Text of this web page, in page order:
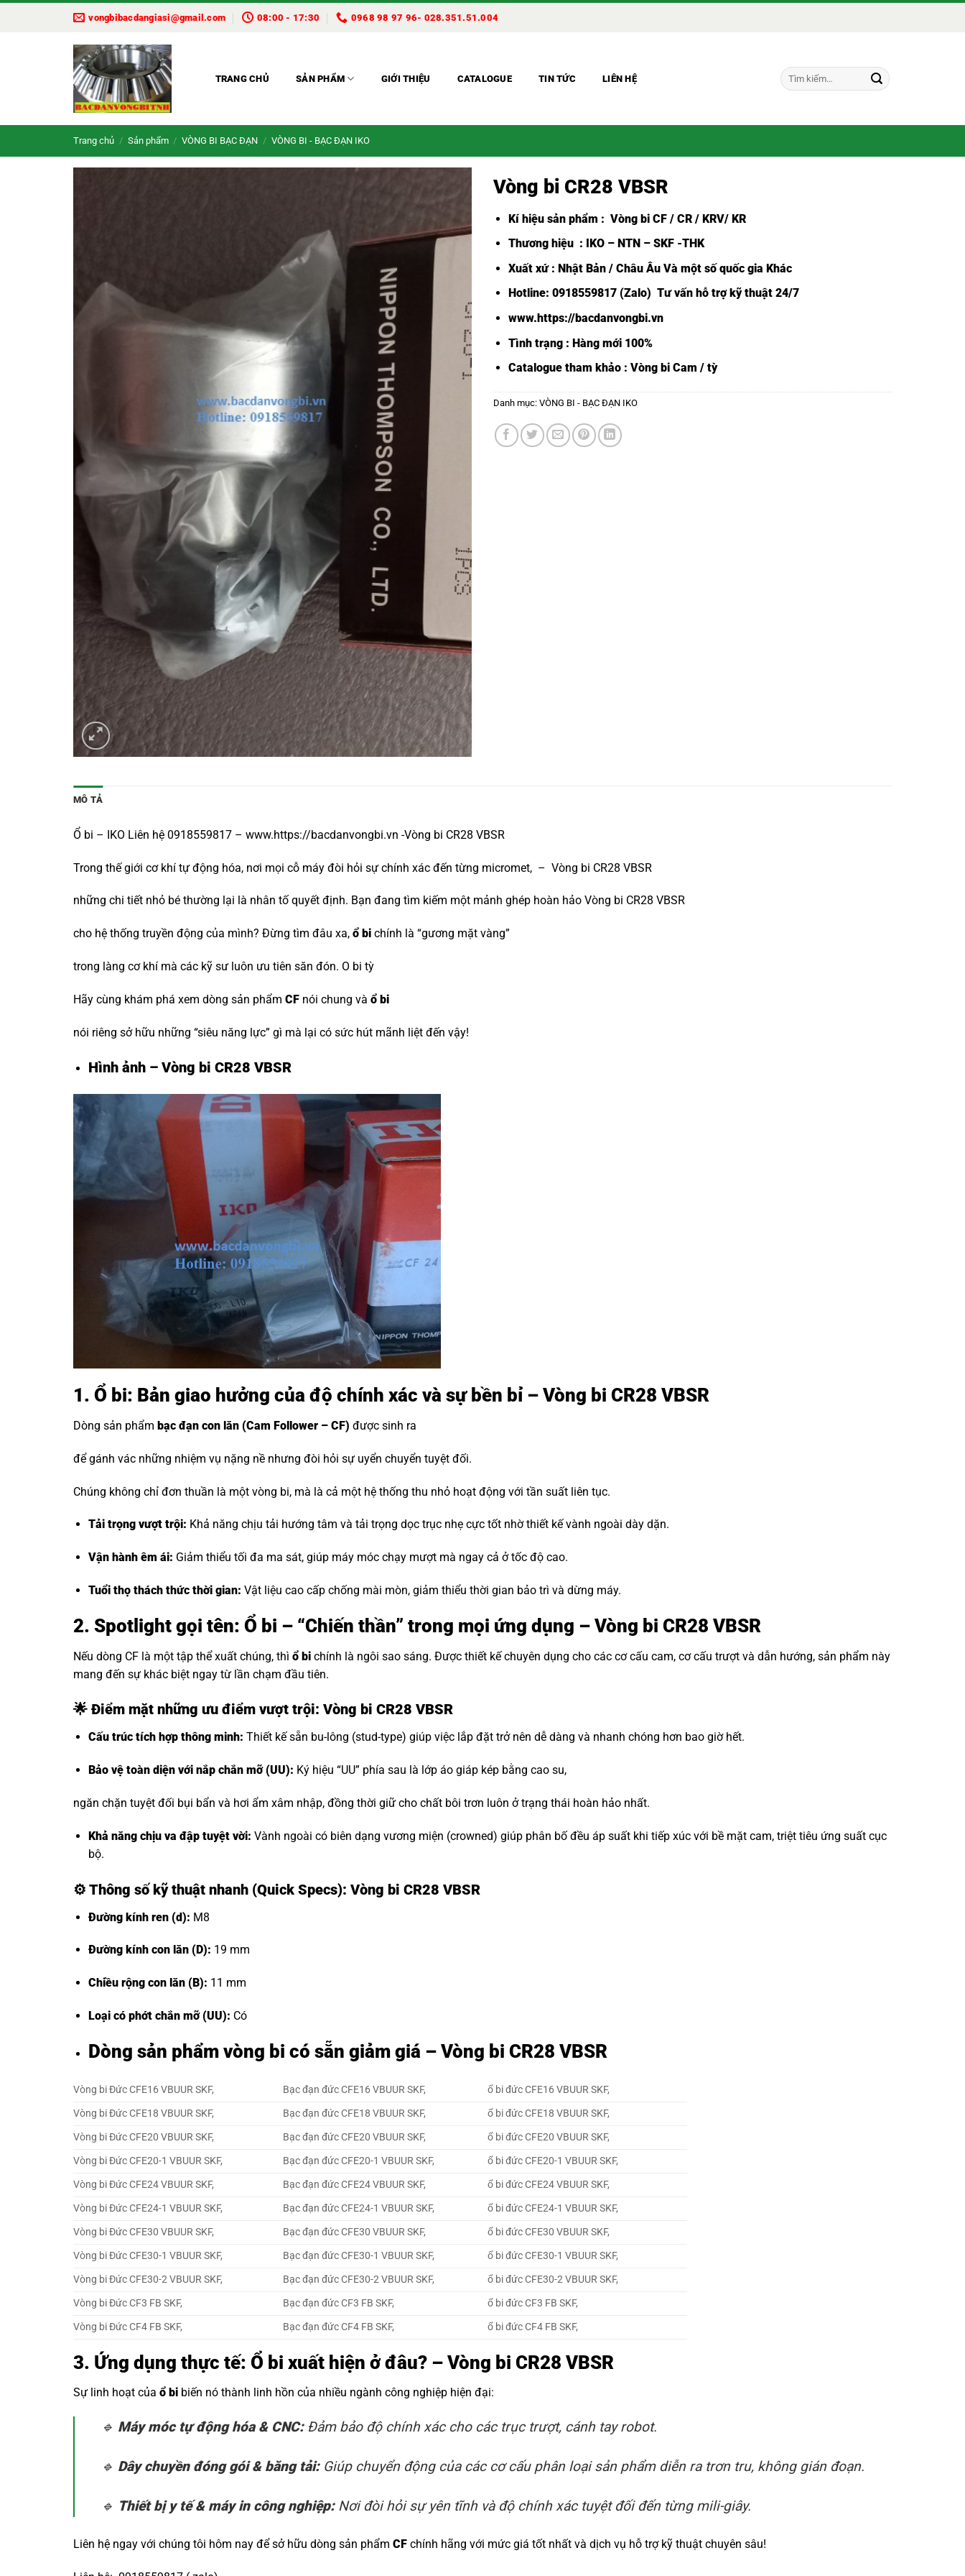
vongbibacdangiasi@gmail.com 08:00 - 17:30 0968 98 97 96- 028.351.51.004
TRANG CHỦ SẢN PHẨM GIỚI THIỆU CATALOGUE TIN TỨC LIÊN HỆ
Tìm
kiếm:
Trang chủ / Sản phẩm / VÒNG BI BẠC ĐẠN / VÒNG BI - BẠC ĐẠN IKO
Vòng bi CR28 VBSR
Kí hiệu sản phẩm : Vòng bi CF / CR / KRV/ KR
Thương hiệu : IKO – NTN – SKF -THK
Xuất xứ : Nhật Bản / Châu Âu Và một số quốc gia Khác
Hotline: 0918559817 (Zalo) Tư vấn hỗ trợ kỹ thuật 24/7
www.https://bacdanvongbi.vn
Tình trạng : Hàng mới 100%
Catalogue tham khảo : Vòng bi Cam / tỳ
Danh mục: VÒNG BI - BẠC ĐẠN IKO
MÔ TẢ
Ổ bi – IKO Liên hệ 0918559817 – www.https://bacdanvongbi.vn -Vòng bi CR28 VBSR
Trong thế giới cơ khí tự động hóa, nơi mọi cỗ máy đòi hỏi sự chính xác đến từng micromet, – Vòng bi CR28 VBSR
những chi tiết nhỏ bé thường lại là nhân tố quyết định. Bạn đang tìm kiếm một mảnh ghép hoàn hảo Vòng bi CR28 VBSR
cho hệ thống truyền động của mình? Đừng tìm đâu xa, ổ bi chính là “gương mặt vàng”
trong làng cơ khí mà các kỹ sư luôn ưu tiên săn đón. O bi tỳ
Hãy cùng khám phá xem dòng sản phẩm CF nói chung và ổ bi
nói riêng sở hữu những “siêu năng lực” gì mà lại có sức hút mãnh liệt đến vậy!
Hình ảnh – Vòng bi CR28 VBSR
1. Ổ bi: Bản giao hưởng của độ chính xác và sự bền bỉ – Vòng bi CR28 VBSR
Dòng sản phẩm bạc đạn con lăn (Cam Follower – CF) được sinh ra
để gánh vác những nhiệm vụ nặng nề nhưng đòi hỏi sự uyển chuyển tuyệt đối.
Chúng không chỉ đơn thuần là một vòng bi, mà là cả một hệ thống thu nhỏ hoạt động với tần suất liên tục.
Tải trọng vượt trội: Khả năng chịu tải hướng tâm và tải trọng dọc trục nhẹ cực tốt nhờ thiết kế vành ngoài dày dặn.
Vận hành êm ái: Giảm thiểu tối đa ma sát, giúp máy móc chạy mượt mà ngay cả ở tốc độ cao.
Tuổi thọ thách thức thời gian: Vật liệu cao cấp chống mài mòn, giảm thiểu thời gian bảo trì và dừng máy.
2. Spotlight gọi tên: Ổ bi – “Chiến thần” trong mọi ứng dụng – Vòng bi CR28 VBSR
Nếu dòng CF là một tập thể xuất chúng, thì ổ bi chính là ngôi sao sáng. Được thiết kế chuyên dụng cho các cơ cấu cam, cơ cấu trượt và dẫn hướng, sản phẩm này
mang đến sự khác biệt ngay từ lần chạm đầu tiên.
🌟 Điểm mặt những ưu điểm vượt trội: Vòng bi CR28 VBSR
Cấu trúc tích hợp thông minh: Thiết kế sẵn bu-lông (stud-type) giúp việc lắp đặt trở nên dễ dàng và nhanh chóng hơn bao giờ hết.
Bảo vệ toàn diện với nắp chắn mỡ (UU): Ký hiệu “UU” phía sau là lớp áo giáp kép bằng cao su,
ngăn chặn tuyệt đối bụi bẩn và hơi ẩm xâm nhập, đồng thời giữ cho chất bôi trơn luôn ở trạng thái hoàn hảo nhất.
Khả năng chịu va đập tuyệt vời: Vành ngoài có biên dạng vương miện (crowned) giúp phân bố đều áp suất khi tiếp xúc với bề mặt cam, triệt tiêu ứng suất cục
bộ.
⚙️ Thông số kỹ thuật nhanh (Quick Specs): Vòng bi CR28 VBSR
Đường kính ren (d): M8
Đường kính con lăn (D): 19 mm
Chiều rộng con lăn (B): 11 mm
Loại có phớt chắn mỡ (UU): Có
Dòng sản phẩm vòng bi có sẵn giảm giá – Vòng bi CR28 VBSR
Vòng bi Đức CFE16 VBUUR SKF, Bạc đạn đức CFE16 VBUUR SKF,
ổ bi đức CFE16 VBUUR SKF,
Vòng bi Đức CFE18 VBUUR SKF,
Bạc đạn đức CFE18 VBUUR SKF,
ổ bi đức CFE18 VBUUR SKF,
Vòng bi Đức CFE20 VBUUR SKF,
Bạc đạn đức CFE20 VBUUR SKF,
ổ bi đức CFE20 VBUUR SKF,
Vòng bi Đức CFE20-1 VBUUR SKF,
Bạc đạn đức CFE20-1 VBUUR SKF,
ổ bi đức CFE20-1 VBUUR SKF,
Vòng bi Đức CFE24 VBUUR SKF,
Bạc đạn đức CFE24 VBUUR SKF,
ổ bi đức CFE24 VBUUR SKF,
Vòng bi Đức CFE24-1 VBUUR SKF,
Bạc đạn đức CFE24-1 VBUUR SKF,
ổ bi đức CFE24-1 VBUUR SKF,
Vòng bi Đức CFE30 VBUUR SKF,
Bạc đạn đức CFE30 VBUUR SKF,
ổ bi đức CFE30 VBUUR SKF,
Vòng bi Đức CFE30-1 VBUUR SKF,
Bạc đạn đức CFE30-1 VBUUR SKF,
ổ bi đức CFE30-1 VBUUR SKF,
Vòng bi Đức CFE30-2 VBUUR SKF,
Bạc đạn đức CFE30-2 VBUUR SKF,
ổ bi đức CFE30-2 VBUUR SKF,
Vòng bi Đức CF3 FB SKF,
Bạc đạn đức CF3 FB SKF,
ổ bi đức CF3 FB SKF,
Vòng bi Đức CF4 FB SKF,
Bạc đạn đức CF4 FB SKF, ổ bi đức CF4 FB SKF,
3. Ứng dụng thực tế: Ổ bi xuất hiện ở đâu? – Vòng bi CR28 VBSR
Sự linh hoạt của ổ bi biến nó thành linh hồn của nhiều ngành công nghiệp hiện đại:
🔹 Máy móc tự động hóa & CNC:Đảm bảo độ chính xác cho các trục trượt, cánh tay robot.
🔹 Dây chuyền đóng gói & băng tải:Giúp chuyển động của các cơ cấu phân loại sản phẩm diễn ra trơn tru, không gián đoạn.
🔹 Thiết bị y tế & máy in công nghiệp:Nơi đòi hỏi sự yên tĩnh và độ chính xác tuyệt đối đến từng mili-giây.
Liên hệ ngay với chúng tôi hôm nay để sở hữu dòng sản phẩm CF chính hãng với mức giá tốt nhất và dịch vụ hỗ trợ kỹ thuật chuyên sâu!